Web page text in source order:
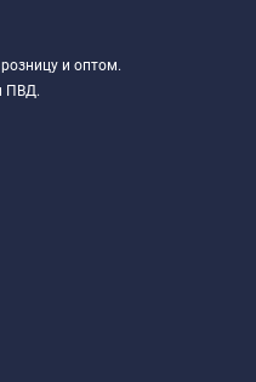
и оптом.
ПВД.